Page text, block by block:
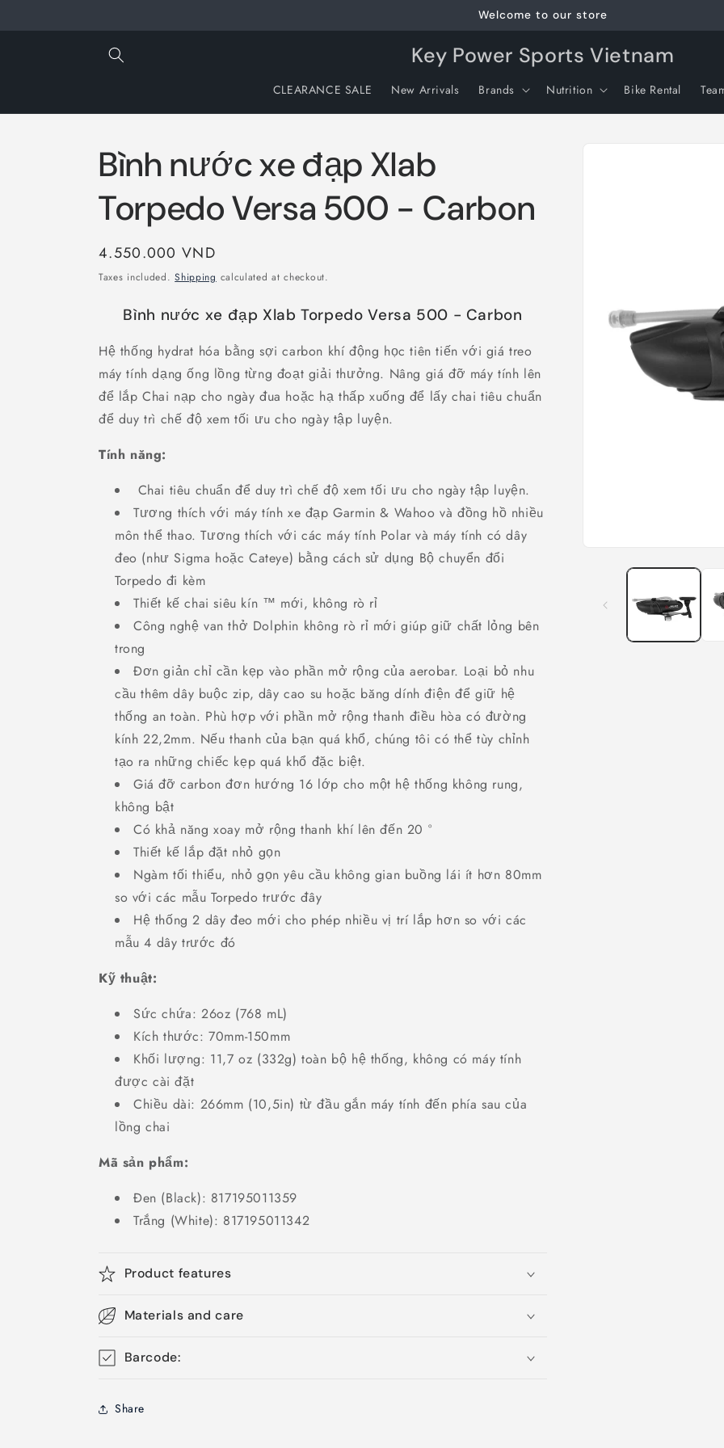
Welcome to our store
Key Power Sports Vietnam
CLEARANCE SALE New Arrivals Brands Nutrition Bike Rental
modal
Bình nước xe đạp Xlab
Torpedo Versa 500 - Carbon
Regular
price
4.550.000 VND
Taxes included.Shipping calculated at checkout.
Bình nước xe đạp Xlab Torpedo Versa 500 - Carbon
Hệ thống hydrat hóa bằng sợi carbon khí động học tiên tiến với giá treo
máy tính dạng ống lồng từng đoạt giải thưởng. Nâng giá đỡ máy tính lên
để lắp Chai nạp cho ngày đua hoặc hạ thấp xuống để lấy chai tiêu chuẩn
để duy trì chế độ xem tối ưu cho ngày tập luyện.
Tính năng:
Chai tiêu chuẩn để duy trì chế độ xem tối ưu cho ngày tập luyện.
Tương thích với máy tính xe đạp Garmin & Wahoo và đồng hồ nhiều
môn thể thao. Tương thích với các máy tính Polar và máy tính có dây
đeo (như Sigma hoặc Cateye) bằng cách sử dụng Bộ chuyển đổi
Torpedo đi kèm
Thiết kế chai siêu kín ™ mới, không rò rỉ
Công nghệ van thở Dolphin không rò rỉ mới giúp giữ chất lỏng bên
trong
Đơn giản chỉ cần kẹp vào phần mở rộng của aerobar. Loại bỏ nhu
cầu thêm dây buộc zip, dây cao su hoặc băng dính điện để giữ hệ
thống an toàn. Phù hợp với phần mở rộng thanh điều hòa có đường
kính 22,2mm. Nếu thanh của bạn quá khổ, chúng tôi có thể tùy chỉnh
tạo ra những chiếc kẹp quá khổ đặc biệt.
Giá đỡ carbon đơn hướng 16 lớp cho một hệ thống không rung,
không bật
Có khả năng xoay mở rộng thanh khí lên đến 20 °
Thiết kế lắp đặt nhỏ gọn
Ngàm tối thiểu, nhỏ gọn yêu cầu không gian buồng lái ít hơn 80mm
so với các mẫu Torpedo trước đây
Hệ thống 2 dây đeo mới cho phép nhiều vị trí lắp hơn so với các
mẫu 4 dây trước đó
Kỹ thuật:
Sức chứa: 26oz (768 mL)
Kích thước: 70mm-150mm
Khối lượng: 11,7 oz (332g) toàn bộ hệ thống, không có máy tính
được cài đặt
Chiều dài: 266mm (10,5in) từ đầu gắn máy tính đến phía sau của
lồng chai
Mã sản phẩm:
Đen (Black): 817195011359
Trắng (White): 817195011342
Product features
Materials and care
Barcode:
Share